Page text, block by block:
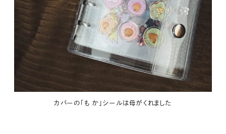
カバーの「も か」シールは母がくれました